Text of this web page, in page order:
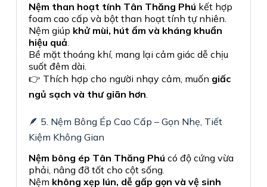
Nệm than hoạt tính Tân Thăng Phú kết hợp
foam cao cấp và bột than hoạt tính tự nhiên.
Nệm giúp khử mùi, hút ẩm và kháng khuẩn
hiệu quả.
Bề mặt thoáng khí, mang lại cảm giác dễ chịu
suốt đêm dài.
👉 Thích hợp cho người nhạy cảm, muốn giấc
ngủ sạch và thư giãn hơn.
🪶 5. Nệm Bông Ép Cao Cấp – Gọn Nhẹ, Tiết
Kiệm Không Gian
Nệm bông ép Tân Thăng Phú có độ cứng vừa
phải, nâng đỡ tốt cho cột sống.
Nệm không xẹp lún, dễ gấp gọn và vệ sinh